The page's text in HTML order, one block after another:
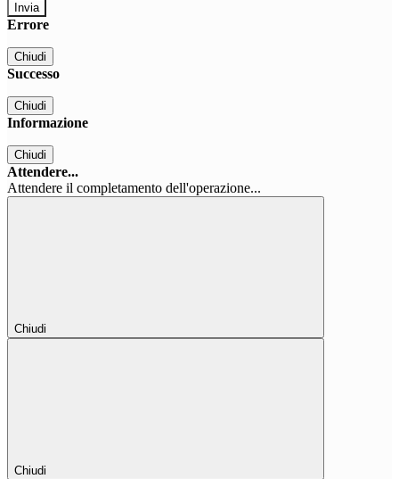
Errore
Chiudi
Successo
Chiudi
Informazione
Chiudi
Attendere...
Attendere il completamento dell'operazione...
Chiudi
Chiudi